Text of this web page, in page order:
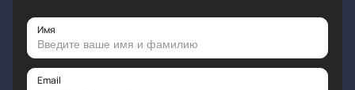
Имя
Email